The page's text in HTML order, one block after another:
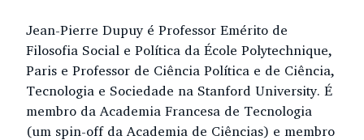
Jean-Pierre Dupuy é Professor Emérito de
Filosofia Social e Política da École Polytechnique,
Paris e Professor de Ciência Política e de Ciência,
Tecnologia e Sociedade na Stanford University. É
membro da Academia Francesa de Tecnologia
(um spin-off da Academia de Ciências) e membro